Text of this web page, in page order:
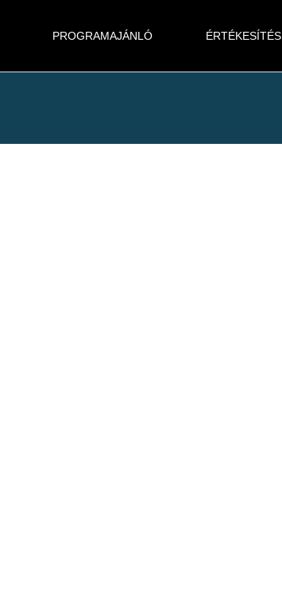
PROGRAMAJÁNLÓ ÉRTÉKESÍTÉS